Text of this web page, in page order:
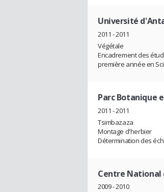
Université
2011 - 2011
Végétale
Encadrement des
première année en
Parc Botanique
2011 - 2011
Tsimbazaza
Montage d'herbier
Détermination des
Centre National
2009 - 2010